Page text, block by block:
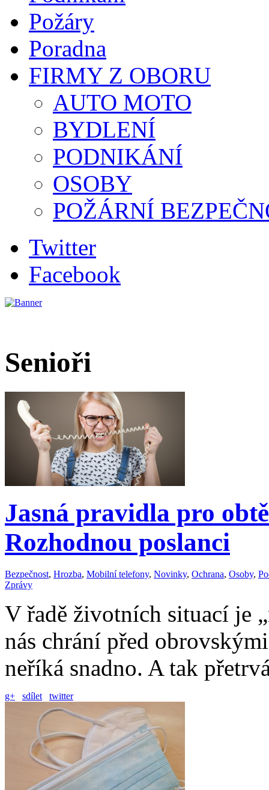
Požáry
Poradna
FIRMY Z OBORU
AUTO MOTO
BYDLENÍ
PODNIKÁNÍ
OSOBY
POŽÁRNÍ
Twitter
Facebook
Senioři
Jasná pravidla pro
Rozhodnou poslanci
Bezpečnost, Hrozba, Mobilní telefony, Novinky, Ochrana, Osoby,
Zprávy
V řadě životních situací je
nás chrání před
neříká snadno. A tak
g+ sdílet twitter